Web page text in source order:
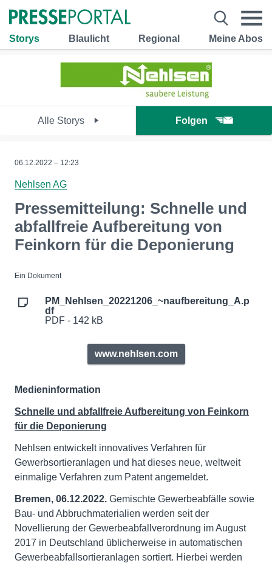
Storys Blaulicht Regional Meine Abos
Alle Storys Folgen
06.12.2022 – 12:23
Nehlsen AG
Pressemitteilung: Schnelle und
abfallfreie Aufbereitung von
Feinkorn für die Deponierung
Ein Dokument
PM_Nehlsen_20221206_~naufbereitung_A.p
df
PDF - 142 kB
www.nehlsen.com
Medieninformation
Schnelle und abfallfreie Aufbereitung von Feinkorn
für die Deponierung
Nehlsen entwickelt innovatives Verfahren für
Gewerbsortieranlagen und hat dieses neue, weltweit
einmalige Verfahren zum Patent angemeldet.
Bremen, 06.12.2022. Gemischte Gewerbeabfälle sowie
Bau- und Abbruchmaterialien werden seit der
Novellierung der Gewerbeabfallverordnung im August
2017 in Deutschland üblicherweise in automatischen
Gewerbeabfallsortieranlagen sortiert. Hierbei werden